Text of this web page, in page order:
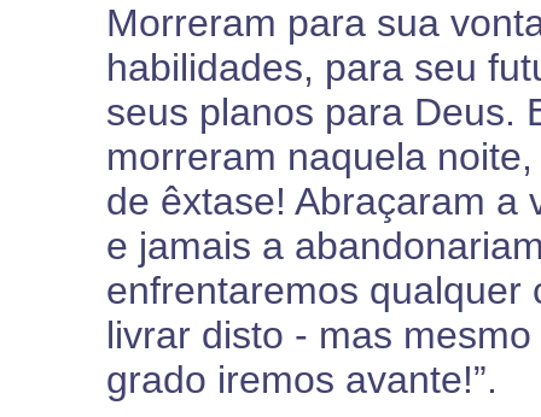
Morreram para sua
habilidades, para seu
seus planos para Deus.
morreram naquela
de êxtase! Abraçaram a
e jamais a
enfrentaremos qualquer
livrar disto - mas
grado iremos avante!”.